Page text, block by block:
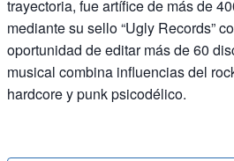
trayectoria, fue artífice de más de
mediante su sello “Ugly Records”
oportunidad de editar más de 60
musical combina influencias del
hardcore y punk psicodélico.